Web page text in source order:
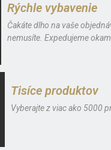
Rýchle vybavenie
Čakáte dlho na vaše
nemusíte. Expedujeme
Tisíce produktov
Vyberajte z viac ako 5000